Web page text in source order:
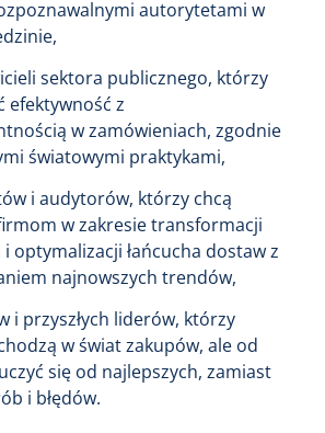
autorytetami w
sektora publicznego, którzy
efektywność z
w zamówieniach, zgodnie
światowymi praktykami,
i audytorów, którzy chcą
w zakresie transformacji
optymalizacji łańcucha dostaw z
najnowszych trendów,
i przyszłych liderów, którzy
w świat zakupów, ale od
się od najlepszych, zamiast
i błędów.